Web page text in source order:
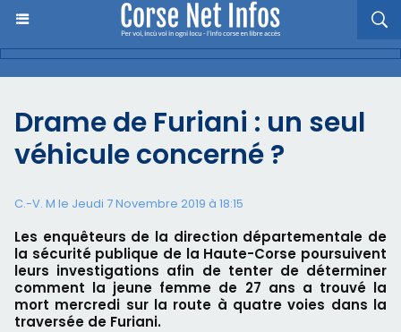
Drame de Furiani : un seul
véhicule concerné ?
C.-V. M le Jeudi 7 Novembre 2019 à 18:15
Les enquêteurs de la direction départementale de
la sécurité publique de la Haute-Corse poursuivent
leurs investigations afin de tenter de déterminer
comment la jeune femme de 27 ans a trouvé la
mort mercredi sur la route à quatre voies dans la
traversée de Furiani.